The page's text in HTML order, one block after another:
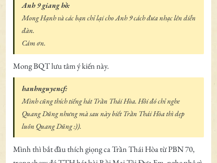
Anh 9 giang hồ:
Mong Hạnh và các bạn chỉ lại cho Anh 9 cách đưa nhạc lên diễn
đàn.
Cám ơn.
Mong BQT lưu tâm ý kiến này.
hanhnguyencf:
Mình cũng thích tiếng hát Trần Thái Hòa. Hồi đó chỉ nghe
Quang Dũng nhưng mà sau này biết Trần Thái Hòa thì dẹp
luôn Quang Dũng :)).
Mình thì bắt đầu thích giọng ca Trần Thái Hòa từ PBN 70,